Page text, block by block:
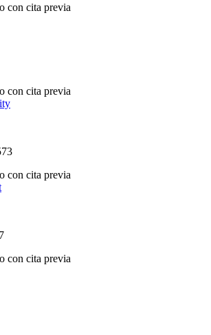
con cita previa
con cita previa
con cita previa
con cita previa